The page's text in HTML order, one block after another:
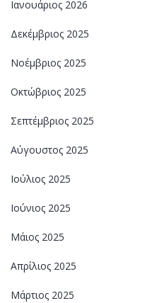
Ιανουάριος 2026
Δεκέμβριος 2025
Νοέμβριος 2025
Οκτώβριος 2025
Σεπτέμβριος 2025
Αύγουστος 2025
Ιούλιος 2025
Ιούνιος 2025
Μάιος 2025
Απρίλιος 2025
Μάρτιος 2025